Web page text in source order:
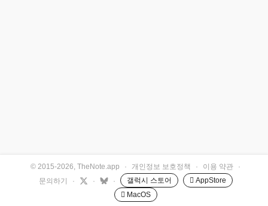
© 2015-2026, TheNote.app · 개인정보 보호정책 · 이용 약관
·
문의하기
· · · 갤럭시 스토어
 AppStore
 MacOS